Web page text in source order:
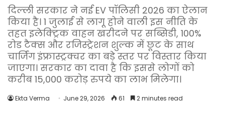
दिल्ली सरकार ने नई EV पॉलिसी 2026 का ऐलान
किया है। 1 जुलाई से लागू होने वाली इस नीति के
तहत इलेक्ट्रिक वाहन खरीदने पर सब्सिडी, 100%
रोड टैक्स और रजिस्ट्रेशन शुल्क में छूट के साथ
चार्जिंग इंफ्रास्ट्रक्चर का बड़े स्तर पर विस्तार किया
जाएगा। सरकार का दावा है कि इससे लोगों को
करीब 15,000 करोड़ रुपये का लाभ मिलेगा।
Ekta Verma June 29, 2026 61 2 minutes read